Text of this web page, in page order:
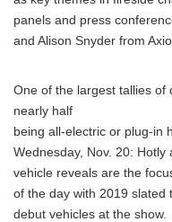
panels and press
and Alison Snyder from
One of the largest tallies of
nearly half
being all-electric or plug-in
Wednesday, Nov. 20:
vehicle reveals are the
of the day with 2019 slated
debut vehicles at the show.